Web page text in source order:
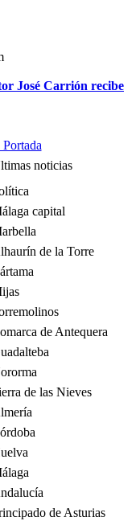
José Carrión recibe
noticias
capital
de la Torre
de Antequera
de las Nieves
de Asturias